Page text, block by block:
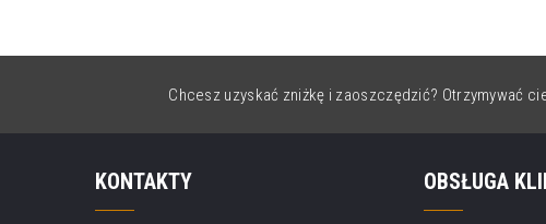
Chcesz uzyskać zniżkę i zaoszczędzić? Otrzymywać
KONTAKTY OBSŁUGA